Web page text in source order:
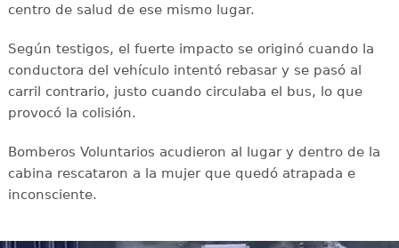
centro de salud de ese mismo lugar.
Según testigos, el fuerte impacto se originó cuando la
conductora del vehículo intentó rebasar y se pasó al
carril contrario, justo cuando circulaba el bus, lo que
provocó la colisión.
Bomberos Voluntarios acudieron al lugar y dentro de la
cabina rescataron a la mujer que quedó atrapada e
inconsciente.